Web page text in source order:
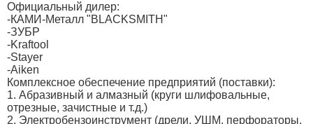
Официальный дилер:
-КАМИ-Металл "BLACKSMITH"
-ЗУБР
-Kraftool
-Stayer
-Aiken
Комплексное обеспечение предприятий (поставки):
1. Абразивный и алмазный (круги шлифовальные,
отрезные, зачистные и т.д.)
2. Электробензоинструмент (дрели, УШМ, перфораторы,